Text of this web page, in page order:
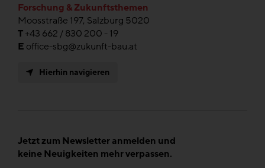
Forschung & Zukunftsthemen
Moosstraße 197, Salzburg 5020
T+43 662 / 830 200 - 19
E office-sbg@zukunft-bau.at
Hierhin navigieren
Jetzt zum Newsletter anmelden und
keine Neuigkeiten mehr verpassen.